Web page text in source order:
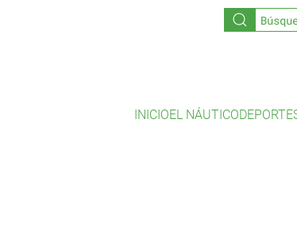
INICIOEL NÁUTICO